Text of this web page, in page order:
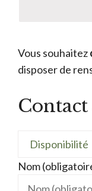
Vous souhaitez
disposer de
Nom